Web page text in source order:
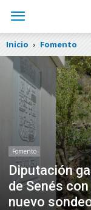
Inicio Fomento
Fomento
Diputación
de Senés
nuevo